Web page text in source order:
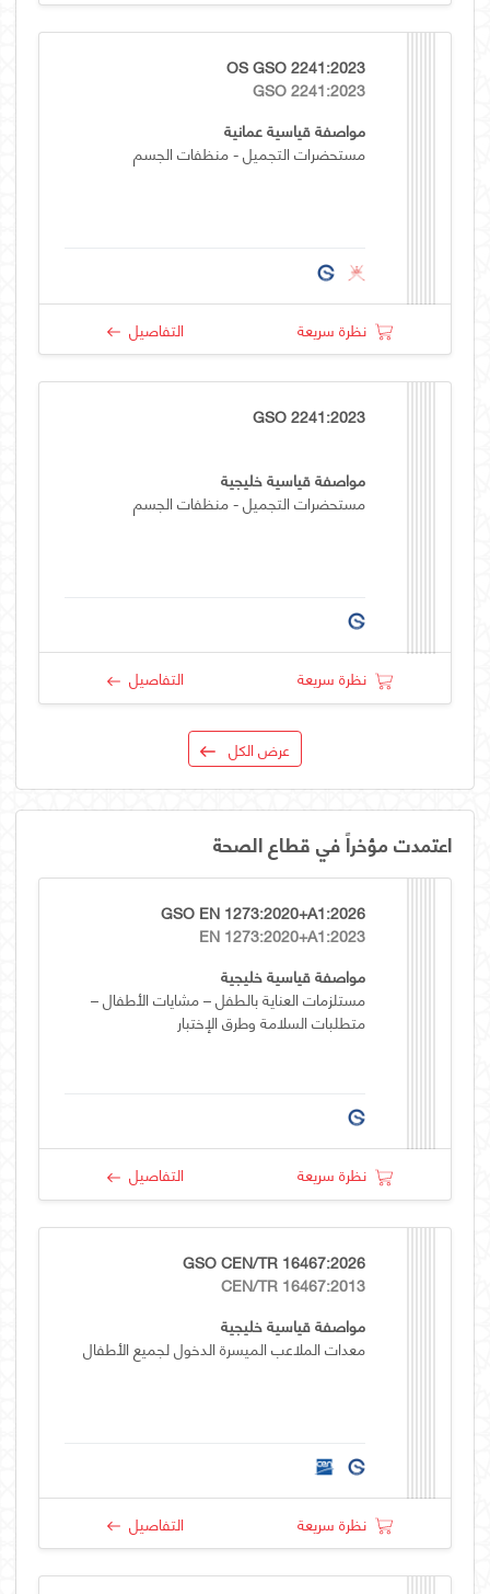
OS GSO 2241:2023
GSO 2241:2023
مواصفة قياسية عمانية
مستحضرات التجميل - منظفات الجسم
نظرة سريعة التفاصيل
GSO 2241:2023
مواصفة قياسية خليجية
مستحضرات التجميل - منظفات الجسم
نظرة سريعة التفاصيل
عرض الكل
اعتمدت مؤخراً في قطاع الصحة
GSO EN 1273:2020+A1:2026
EN 1273:2020+A1:2023
مواصفة قياسية خليجية
مستلزمات العناية بالطفل – مشايات الأطفال –
متطلبات السلامة وطرق الإختبار
نظرة سريعة التفاصيل
GSO CEN/TR 16467:2026
CEN/TR 16467:2013
مواصفة قياسية خليجية
معدات الملاعب الميسرة الدخول لجميع الأطفال
نظرة سريعة التفاصيل